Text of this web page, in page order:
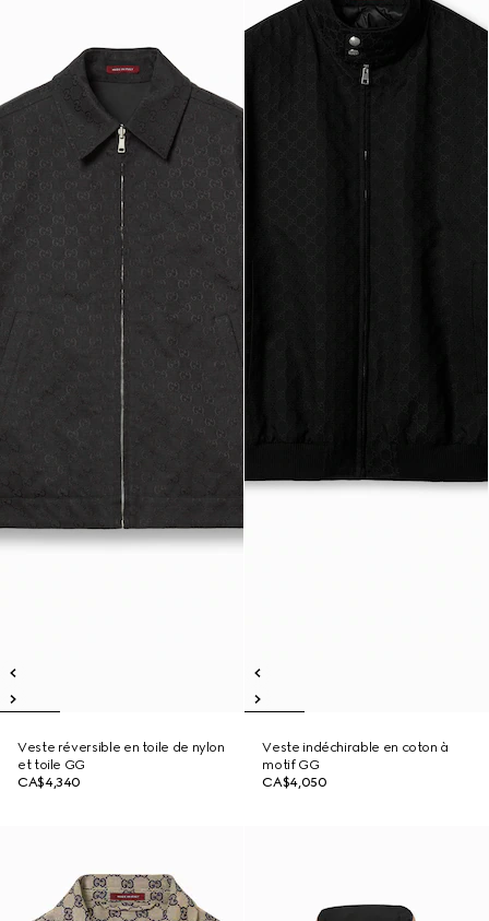
Veste réversible en toile de nylon
et toile GG
CA$4,340
Veste indéchirable en coton à
motif GG
CA$4,050